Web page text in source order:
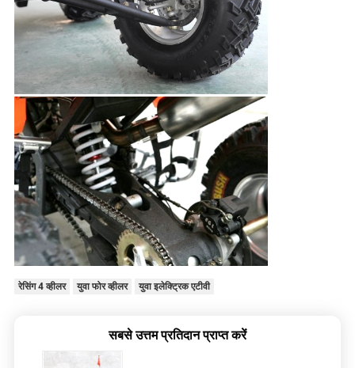
रेसिंग 4 व्हीलर युवा फोर व्हीलर युवा इलेक्ट्रिक एटीवी
सबसे उत्तम प्रतिदान प्राप्त करें